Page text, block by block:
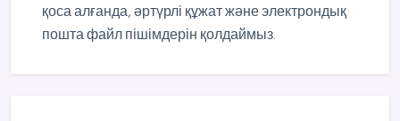
қоса алғанда, әртүрлі құжат және электрондық
пошта файл пішімдерін қолдаймыз.